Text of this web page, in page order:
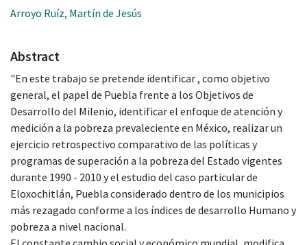
Arroyo Ruíz, Martín de Jesús
Abstract
"En este trabajo se pretende identificar , como objetivo
general, el papel de Puebla frente a los Objetivos de
Desarrollo del Milenio, identificar el enfoque de atención y
medición a la pobreza prevaleciente en México, realizar un
ejercicio retrospectivo comparativo de las políticas y
programas de superación a la pobreza del Estado vigentes
durante 1990 - 2010 y el estudio del caso particular de
Eloxochitlán, Puebla considerado dentro de los municipios
más rezagado conforme a los índices de desarrollo Humano y
pobreza a nivel nacional.